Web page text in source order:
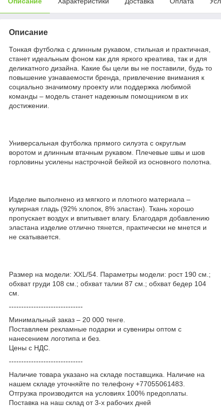
Описание
Тонкая футболка с длинным рукавом, стильная и практичная,
станет идеальным фоном как для яркого креатива, так и для
деликатного дизайна. Какие бы цели вы не поставили, будь то
повышение узнаваемости бренда, привлечение внимания к
социально значимому проекту или поддержка любимой
команды – модель станет надежным помощником в их
достижении.
Универсальная футболка прямого силуэта с округлым
воротом и длинным втачным рукавом. Плечевые швы и шов
горловины усилены настрочной бейкой из основного полотна.
Изделие выполнено из мягкого и плотного материала –
кулирная гладь (92% хлопок, 8% эластан). Ткань хорошо
пропускает воздух и впитывает влагу. Благодаря добавлению
эластана изделие отлично тянется, практически не мнется и
не скатывается.
Размер на модели: XXL/54. Параметры модели: рост 190 см.;
обхват груди 108 см.; обхват талии 87 см.; обхват бедер 104
см.
------------------------------
Минимальный заказ – 20 000 тенге.
Поставляем рекламные подарки и сувениры оптом с
нанесением логотипа и без.
Цены с НДС.
------------------------------
Наличие товара указано на складе поставщика. Наличие на
нашем складе уточняйте по телефону +77055061483.
Отгрузка производится на условиях 100% предоплаты.
Поставка на наш склад от 3-x рабочих дней